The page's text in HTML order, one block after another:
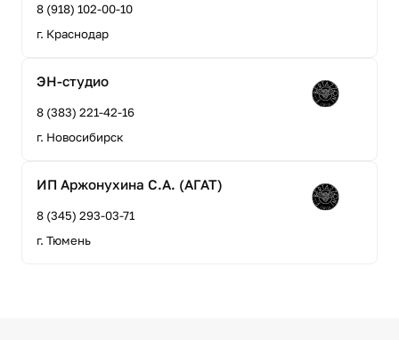
8 (918) 102-00-10
г. Краснодар
ЭН-студио
8 (383) 221-42-16
г. Новосибирск
ИП Аржонухина С.А. (АГАТ)
8 (345) 293-03-71
г. Тюмень